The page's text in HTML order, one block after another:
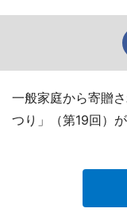
一般家庭から寄贈
つり」（第19回）